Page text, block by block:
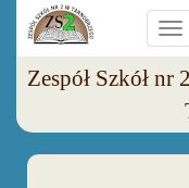
Zespół Szkół nr